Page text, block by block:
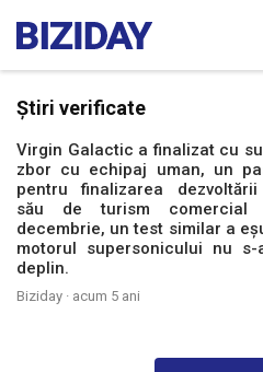
Știri verificate
Virgin Galactic a finalizat cu
zbor cu echipaj uman, un
pentru finalizarea
său de turism comercial
decembrie, un test similar a
motorul supersonicului nu
deplin.
Biziday · acum 5 ani